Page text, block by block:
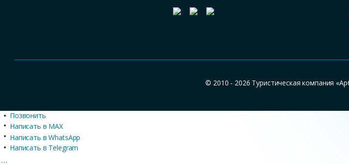
© 2010 - 2026 Туристическая компания
Позвонить
Написать в MAX
Написать в WhatsApp
Написать в Telegram